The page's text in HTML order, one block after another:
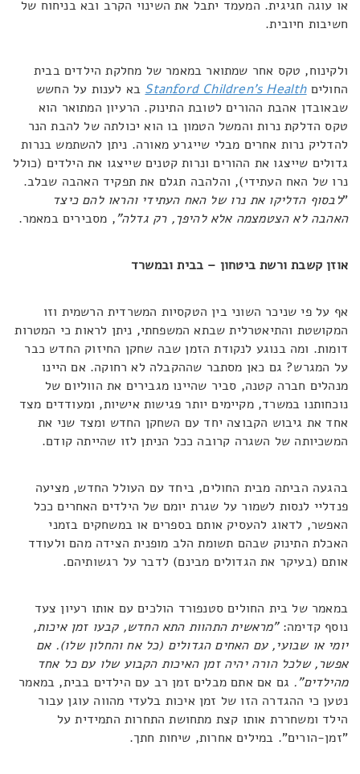
או עוגה חגיגית. המעמד יתבל את השינוי הקרב ובא בניחוח של
חשיבות חיובית.
ולקינוח, טקס אחר שמתואר במאמר של מחלקת הילדים בבית
החוליםStanford Children’s Health בא לענות על החשש
שבאובדן אהבת ההורים לטובת התינוק. הרעיון המתואר הוא
טקס הדלקת נרות והמשל הטמון בו הוא יכולתה של להבת הנר
להדליק נרות אחרים מבלי שייגרע מאורה. ניתן להשתמש בנרות
גדולים שייצגו את ההורים ונרות קטנים שייצגו את הילדים (כולל
נרו של האח העתידי), והלהבה תגלם את תפקיד האהבה שבלב.
"לבסוף הדליקו את נרו של האח העתידי והראו להם כיצד
האהבה לא הצטמצמה אלא להיפך, רק גדלה", מסבירים במאמר.
אוזן קשבת ורשת ביטחון – בבית ובמשרד
אף על פי שניכר השוני בין הטקסיות המשרדית הרשמית וזו
המקושטת והתיאטרלית שבתא המשפחתי, ניתן לראות כי המטרות
דומות. ומה בנוגע לנקודת הזמן שבה שחקן החיזוק החדש כבר
על המגרש? גם כאן מסתבר שההקבלה לא רחוקה. אם היינו
מנהלים חברה קטנה, סביר שהיינו מגבירים את הווליום של
נוכחותנו במשרד, מקיימים יותר פגישות אישיות, ומעודדים מצד
אחד את גיבוש הקבוצה יחד עם השחקן החדש ומצד שני את
המשכיותה של השגרה קרובה ככל הניתן לזו שהייתה קודם.
בהגעה הביתה מבית החולים, ביחד עם העולל החדש, מציעה
פנדליי לנסות לשמור על שגרת יומם של הילדים האחרים ככל
האפשר, לדאוג להעסיק אותם בספרים או במשחקים בזמני
האכלת התינוק שבהם תשומת הלב מופנית הצידה מהם ולעודד
אותם (בעיקר את הגדולים מבינם) לדבר על רגשותיהם.
במאמר של בית החולים סטנפורד הולכים עם אותו רעיון צעד
נוסף קדימה:"מראשית התהוות התא החדש, קבעו זמן איכות,
יומי או שבועי, עם האחים הגדולים (כל אח והחלון שלו). אם
אפשר, שלכל הורה יהיה זמן האיכות הקבוע שלו עם כל אחד
מהילדים". גם אם אתם מבלים זמן רב עם הילדים בבית, במאמר
נטען כי ההגדרה הזו של זמן איכות בלעדי מהווה עוגן עבור
הילד ומשחררת אותו קצת מתחושת התחרות התמידית על
"זמן-הורים". במילים אחרות, שיחות חתך.